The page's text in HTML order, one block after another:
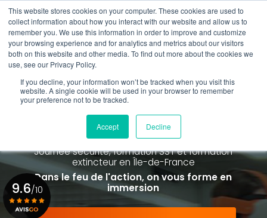
This website stores cookies on your computer. These cookies are used to
collect information about how you interact with our website and allow us to
remember you. We use this information in order to improve and customize
your browsing experience and for analytics and metrics about our visitors
both on this website and other media. To find out more about the cookies we
use, see our Privacy Policy.
If you decline, your information won’t be tracked when you visit this
website. A single cookie will be used in your browser to remember
your preference not to be tracked.
Accept Decline
Aller
au
contenu
principal
01 84 20 18 48
Rappel gratuit
Spécialiste de la formation SST et
de la Formation Incendie
à Paris La Défense depuis 2015
Journée sécurité, formation SST et formation
extincteuren Île-de-France
Dans le feu de l'action, on vous forme en
immersion
9.6/10